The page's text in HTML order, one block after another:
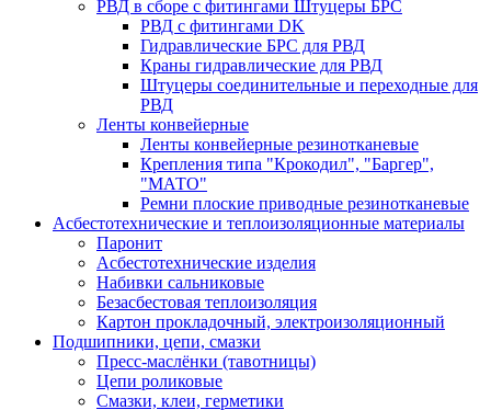
РВД в сборе с фитингами Штуцеры БРС
РВД с фитингами DK
Гидравлические БРС для РВД
Краны гидравлические для РВД
Штуцеры соединительные и переходные для
РВД
Ленты конвейерные
Ленты конвейерные резинотканевые
Крепления типа "Крокодил", "Баргер",
"МАТО"
Ремни плоские приводные резинотканевые
Асбестотехнические и теплоизоляционные материалы
Паронит
Асбестотехнические изделия
Набивки сальниковые
Безасбестовая теплоизоляция
Картон прокладочный, электроизоляционный
Подшипники, цепи, смазки
Пресс-маслёнки (тавотницы)
Цепи роликовые
Смазки, клеи, герметики